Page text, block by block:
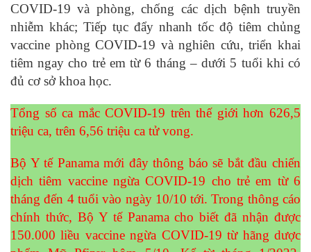
COVID-19 và phòng, chống các dịch bệnh truyền
nhiễm khác; Tiếp tục đẩy nhanh tốc độ tiêm chủng
vaccine phòng COVID-19 và nghiên cứu, triển khai
tiêm ngay cho trẻ em từ 6 tháng – dưới 5 tuổi khi có
đủ cơ sở khoa học.
Tổng số ca mắc COVID-19 trên thế giới hơn 626,5
triệu ca, trên 6,56 triệu ca tử vong.
Bộ Y tế Panama mới đây thông báo sẽ bắt đầu chiến
dịch tiêm vaccine ngừa COVID-19 cho trẻ em từ 6
tháng đến 4 tuổi vào ngày 10/10 tới. Trong thông cáo
chính thức, Bộ Y tế Panama cho biết đã nhận được
150.000 liều vaccine ngừa COVID-19 từ hãng dược